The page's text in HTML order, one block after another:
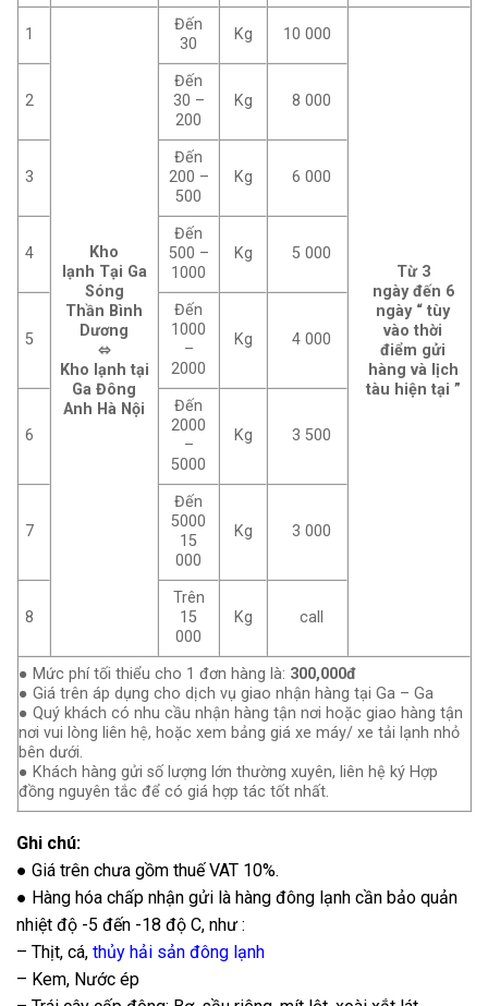
1
Kho
lạnh Tại Ga
Sóng
Thần Bình
Dương
⬄
Kho lạnh tại
Ga Đông
Anh Hà Nội
Đến
30
Kg 10 000
Từ 3
ngày đến 6
ngày “ tùy
vào thời
điểm gửi
hàng và lịch
tàu hiện tại ”
2
Đến
30 –
200
Kg 8 000
3
Đến
200 –
500
Kg 6 000
4
Đến
500 –
1000
Kg 5 000
5
Đến
1000
–
2000
Kg 4 000
6
Đến
2000
–
5000
Kg 3 500
7
Đến
5000
15
000
Kg 3 000
8
Trên
15
000
Kg call
● Mức phí tối thiểu cho 1 đơn hàng là: 300,000đ
● Giá trên áp dụng cho dịch vụ giao nhận hàng tại Ga – Ga
● Quý khách có nhu cầu nhận hàng tận nơi hoặc giao hàng tận
nơi vui lòng liên hệ, hoặc xem bảng giá xe máy/ xe tải lạnh nhỏ
bên dưới.
● Khách hàng gửi số lượng lớn thường xuyên, liên hệ ký Hợp
đồng nguyên tắc để có giá hợp tác tốt nhất.
Ghi chú:
● Giá trên chưa gồm thuế VAT 10%.
● Hàng hóa chấp nhận gửi là hàng đông lạnh cần bảo quản
nhiệt độ -5 đến -18 độ C, như :
– Thịt, cá, thủy hải sản đông lạnh
– Kem, Nước ép